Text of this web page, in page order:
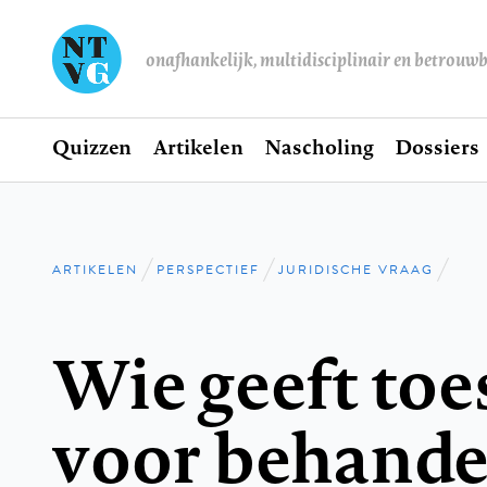
onafhankelijk, multidisciplinair en
Hoofdnavigatie
Home
Quizzen Artikelen Nascholing Dossiers
Kruimelpad
ARTIKELEN PERSPECTIEF JURIDISCHE VRAAG
Wie geeft
voor